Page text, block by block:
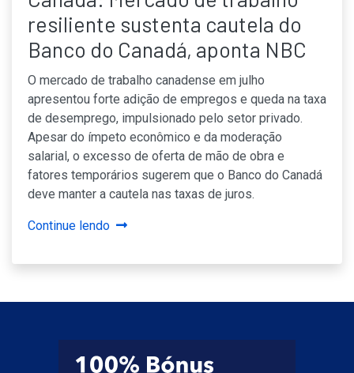
resiliente sustenta cautela do
Banco do Canadá, aponta NBC
O mercado de trabalho canadense em julho
apresentou forte adição de empregos e queda na taxa
de desemprego, impulsionado pelo setor privado.
Apesar do ímpeto econômico e da moderação
salarial, o excesso de oferta de mão de obra e
fatores temporários sugerem que o Banco do Canadá
deve manter a cautela nas taxas de juros.
Continue lendo